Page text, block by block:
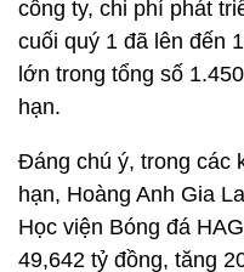
công ty, chi phí phát
cuối quý 1 đã lên đến
lớn trong tổng số
hạn.
Đáng chú ý, trong các
hạn, Hoàng Anh Gia
Học viện Bóng đá
49,642 tỷ đồng, tăng